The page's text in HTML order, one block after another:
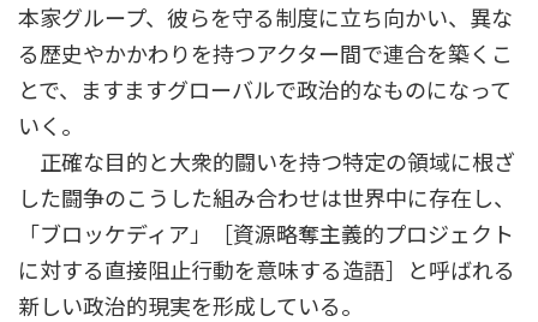
本家グループ、彼らを守る制度に立ち向かい、異な
る歴史やかかわりを持つアクター間で連合を築くこ
とで、ますますグローバルで政治的なものになって
いく。
正確な目的と大衆的闘いを持つ特定の領域に根ざ
した闘争のこうした組み合わせは世界中に存在し、
「ブロッケディア」［資源略奪主義的プロジェクト
に対する直接阻止行動を意味する造語］と呼ばれる
新しい政治的現実を形成している。